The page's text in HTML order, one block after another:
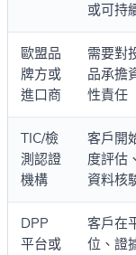
或可持
歐盟品
牌方或
進口商
需要對
品承擔
性責任
TIC/檢
測認證
機構
客戶開
度評估
資料核
DPP
平台或
客戶在
位、證